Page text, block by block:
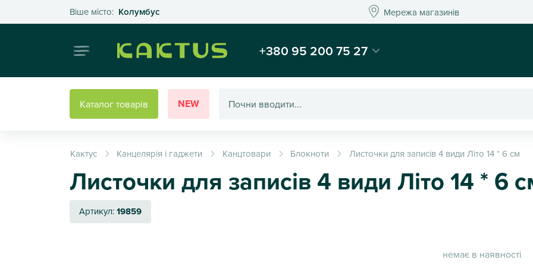
Віше місто: КолумбусОберіть своє місто Мережа магазинівМережа магазинів
Інтернет-магазин подарунків та декору - Kaktus
+380 95 200 75 27
Каталог товарів NEW
Кактус Канцелярія і гаджети Канцтовари Блокноти Листочки для записів 4 види Літо 14 * 6 см
Листочки для записів 4 види Літо 14 * 6
Артикул:19859
немає в наявності